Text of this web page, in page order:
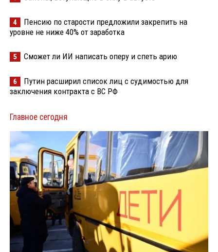
4
Пенсию по старости предложили закрепить на
уровне не ниже 40% от заработка
5 Сможет ли ИИ написать оперу и спеть арию
6
Путин расширил список лиц с судимостью для
заключения контракта с ВС РФ
Главное сегодня